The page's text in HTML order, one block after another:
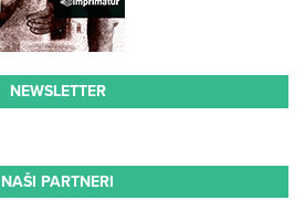
NEWSLETTER
NAŠI PARTNERI